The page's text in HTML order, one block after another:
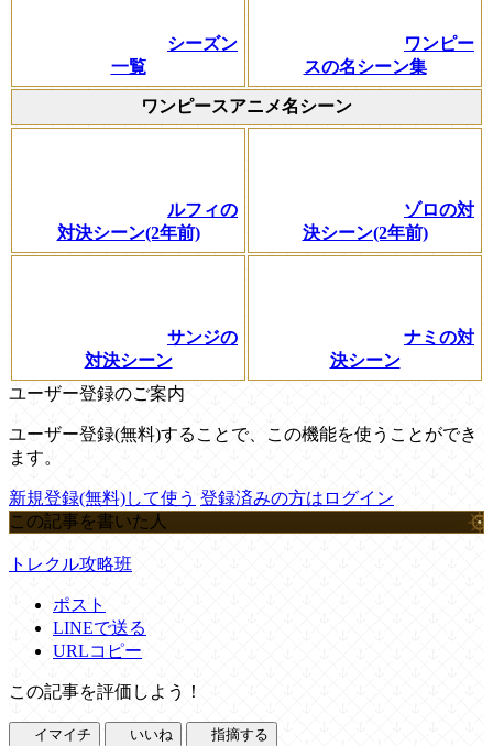
シーズン
一覧
ワンピー
スの名シーン集
ワンピースアニメ名シーン
ルフィの
対決シーン(2年前)
ゾロの対
決シーン(2年前)
サンジの
対決シーン
ナミの対
決シーン
ユーザー登録のご案内
ユーザー登録(無料)することで、この機能を使うことができ
ます。
新規登録(無料)して使う 登録済みの方はログイン
この記事を書いた人
トレクル攻略班
ポスト
LINEで送る
URLコピー
この記事を評価しよう！
イマイチ いいね 指摘する